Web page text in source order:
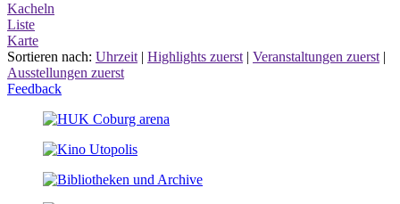
Kacheln
Liste
Karte
Sortieren nach: Uhrzeit | Highlights zuerst | Veranstaltungen zuerst |
Ausstellungen zuerst
Feedback